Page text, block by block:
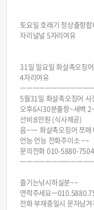
토요일 호래기 정상출항
자리널널 5자리여유
31일 일요일 화살촉오징
4자리여유
ㅡㅡㅡㅡㅡㅡㅡㅡㅡㅡㅡ
5월31일 화살촉오징어 사
오후6시30분출항~새벽
선비:8만원 (식사제공)
음~~~ 화살촉오징어 쪼매
언능 언능 전화주이소 ~~
문의전화 010-5880-7504
ㅡㅡㅡㅡㅡㅡㅡㅡㅡㅡㅡ
즐기는낚시하실분~~
연락주세요ㅡ
전화 부재중일시 문자남